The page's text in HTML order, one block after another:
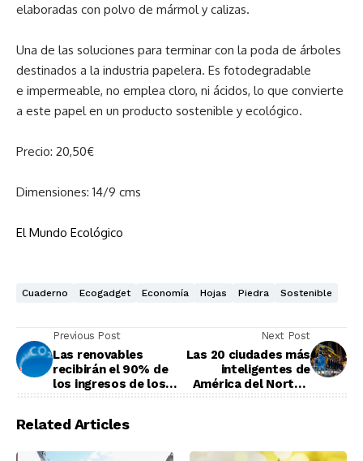
elaboradas con polvo de mármol y calizas.
Una de las soluciones para terminar con la poda de árboles
destinados a la industria papelera. Es fotodegradable
e impermeable, no emplea cloro, ni ácidos, lo que convierte
a este papel en un producto sostenible y ecológico.
Precio: 20,50€
Dimensiones: 14/9 cms
El Mundo Ecológico
Cuaderno Ecogadget Economía Hojas Piedra Sostenible
Previous Post
Las renovables
recibirán el 90% de
los ingresos de los
Next Post
Las 20 ciudades más
inteligentes de
América del Norte y
Related Articles